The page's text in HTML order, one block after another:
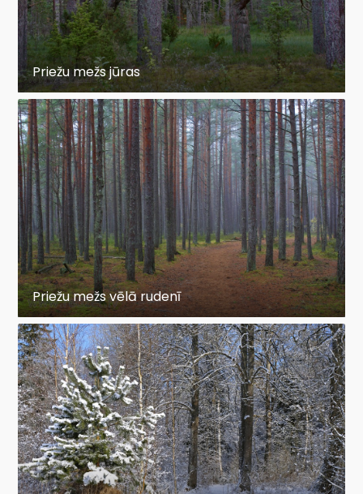
Priežu mežs jūras
Priežu mežs vēlā rudenī